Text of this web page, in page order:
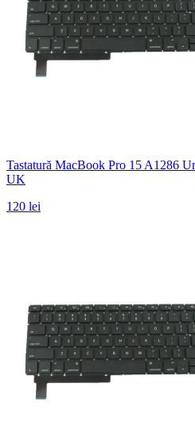
Tastatură MacBook Pro 15 A1286
UK
120 lei